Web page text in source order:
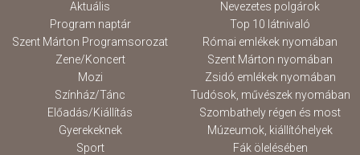
Aktuális
Program naptár
Szent Márton Programsorozat
Zene/Koncert
Mozi
Színház/Tánc
Előadás/Kiállítás
Gyerekeknek
Sport
Nevezetes polgárok
Top 10 látnivaló
Római emlékek nyomában
Szent Márton nyomában
Zsidó emlékek nyomában
Tudósok, művészek nyomában
Szombathely régen és most
Múzeumok, kiállítóhelyek
Fák ölelésében